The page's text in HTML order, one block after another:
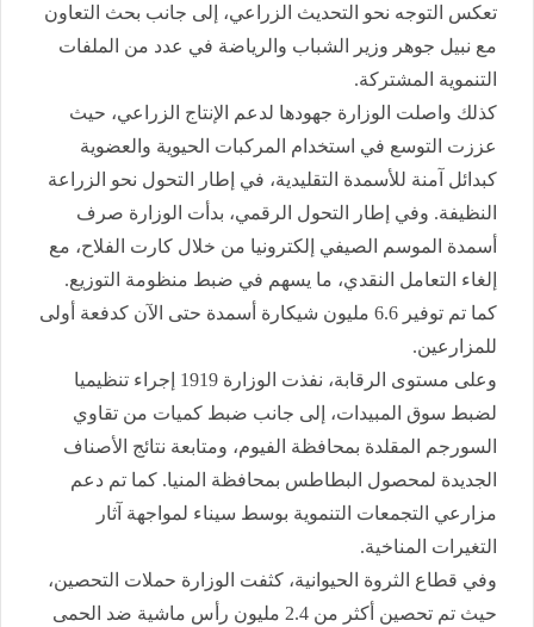
تعكس التوجه نحو التحديث الزراعي، إلى جانب بحث التعاون
مع نبيل جوهر وزير الشباب والرياضة في عدد من الملفات
التنموية المشتركة.
كذلك واصلت الوزارة جهودها لدعم الإنتاج الزراعي، حيث
عززت التوسع في استخدام المركبات الحيوية والعضوية
كبدائل آمنة للأسمدة التقليدية، في إطار التحول نحو الزراعة
النظيفة. وفي إطار التحول الرقمي، بدأت الوزارة صرف
أسمدة الموسم الصيفي إلكترونيا من خلال كارت الفلاح، مع
إلغاء التعامل النقدي، ما يسهم في ضبط منظومة التوزيع.
كما تم توفير 6.6 مليون شيكارة أسمدة حتى الآن كدفعة أولى
للمزارعين.
وعلى مستوى الرقابة، نفذت الوزارة 1919 إجراء تنظيميا
لضبط سوق المبيدات، إلى جانب ضبط كميات من تقاوي
السورجم المقلدة بمحافظة الفيوم، ومتابعة نتائج الأصناف
الجديدة لمحصول البطاطس بمحافظة المنيا. كما تم دعم
مزارعي التجمعات التنموية بوسط سيناء لمواجهة آثار
التغيرات المناخية.
وفي قطاع الثروة الحيوانية، كثفت الوزارة حملات التحصين،
حيث تم تحصين أكثر من 2.4 مليون رأس ماشية ضد الحمى